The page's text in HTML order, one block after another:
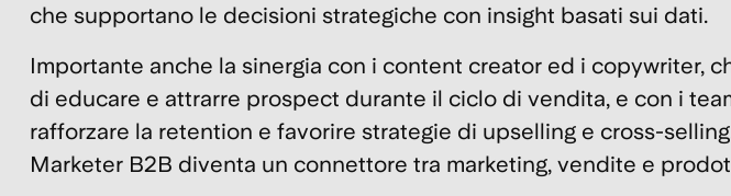
che supportano le decisioni strategiche con insight basati sui dati.
Importante anche la sinergia con i content creator ed i copywriter,
di educare e attrarre prospect durante il ciclo di vendita, e con i
rafforzare la retention e favorire strategie di upsellinge cross-selling
Marketer B2B diventa un connettore tra marketing, vendite e